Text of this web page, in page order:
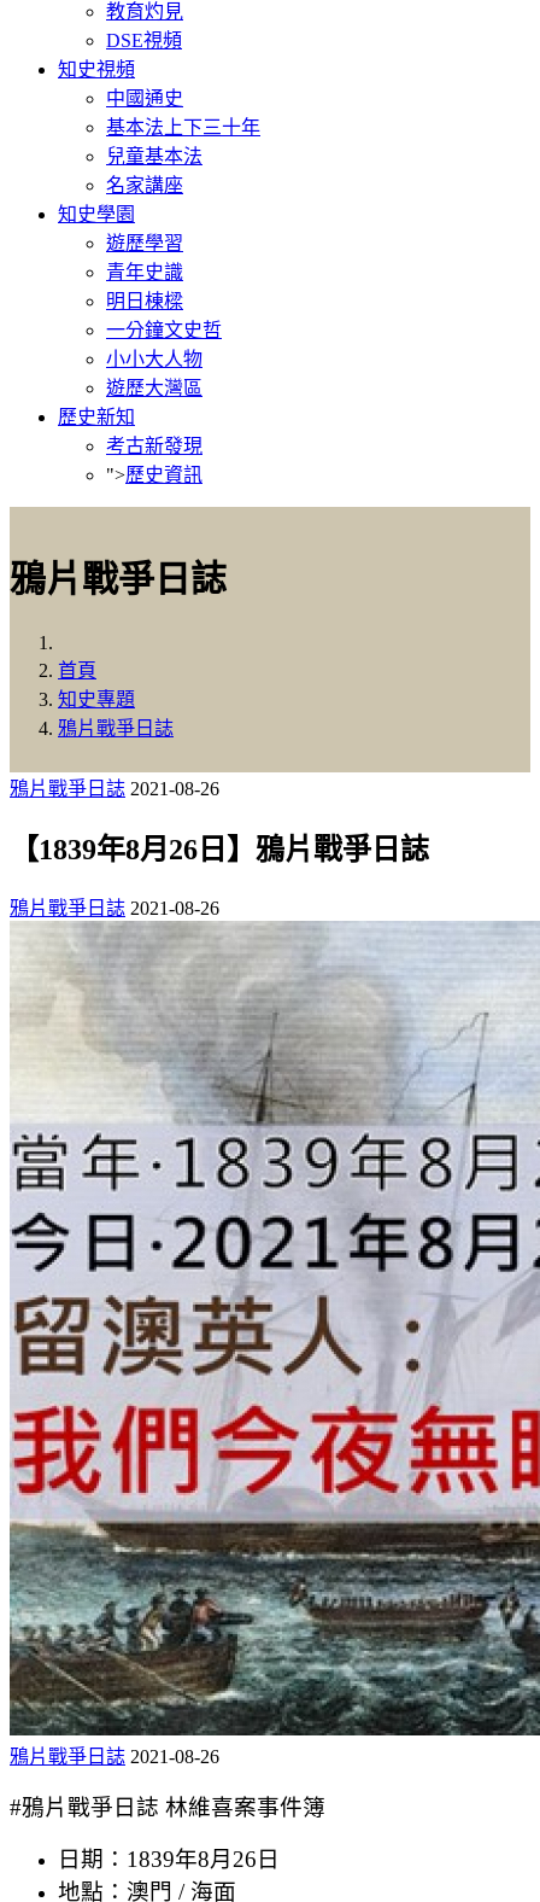
教育灼見
DSE視頻
知史視頻
中國通史
基本法上下三十年
兒童基本法
名家講座
知史學園
遊歷學習
青年史識
明日棟樑
一分鐘文史哲
小小大人物
遊歷大灣區
歷史新知
考古新發現
">歷史資訊
鴉片戰爭日誌
首頁
知史專題
鴉片戰爭日誌
鴉片戰爭日誌 2021-08-26
【1839年8月26日】鴉片戰爭日誌
鴉片戰爭日誌 2021-08-26
鴉片戰爭日誌 2021-08-26
#鴉片戰爭日誌 林維喜案事件簿
日期：1839年8月26日
地點：澳門 / 海面